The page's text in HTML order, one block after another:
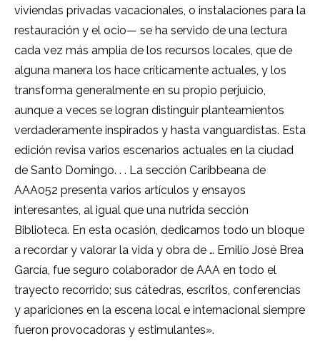
viviendas privadas vacacionales, o instalaciones para la
restauración y el ocio— se ha servido de una lectura
cada vez más amplia de los recursos locales, que de
alguna manera los hace críticamente actuales, y los
transforma generalmente en su propio perjuicio,
aunque a veces se logran distinguir planteamientos
verdaderamente inspirados y hasta vanguardistas. Esta
edición revisa varios escenarios actuales en la ciudad
de Santo Domingo. . . La sección Caribbeana de
AAA052 presenta varios artículos y ensayos
interesantes, al igual que una nutrida sección
Biblioteca. En esta ocasión, dedicamos todo un bloque
a recordar y valorar la vida y obra de … Emilio José Brea
García, fue seguro colaborador de AAA en todo el
trayecto recorrido; sus cátedras, escritos, conferencias
y apariciones en la escena local e internacional siempre
fueron provocadoras y estimulantes».